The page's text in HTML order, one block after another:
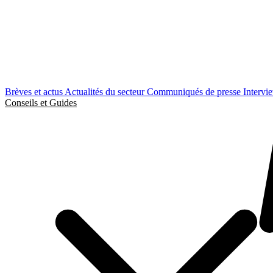
Brèves et actus Actualités du secteurCommuniqués de presse
Conseils et Guides